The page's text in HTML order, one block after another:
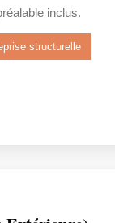
inclus.
structurelle